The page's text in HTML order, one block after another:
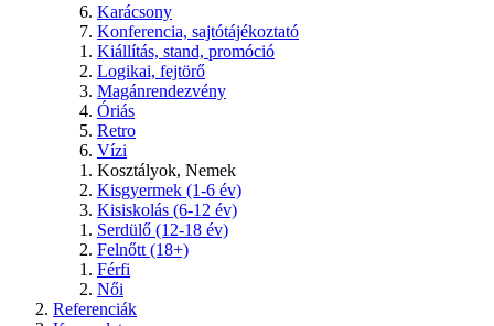
Karácsony
Konferencia, sajtótájékoztató
Kiállítás, stand, promóció
Logikai, fejtörő
Magánrendezvény
Óriás
Retro
Vízi
Kosztályok, Nemek
Kisgyermek (1-6 év)
Kisiskolás (6-12 év)
Serdülő (12-18 év)
Felnőtt (18+)
Férfi
Női
Referenciák